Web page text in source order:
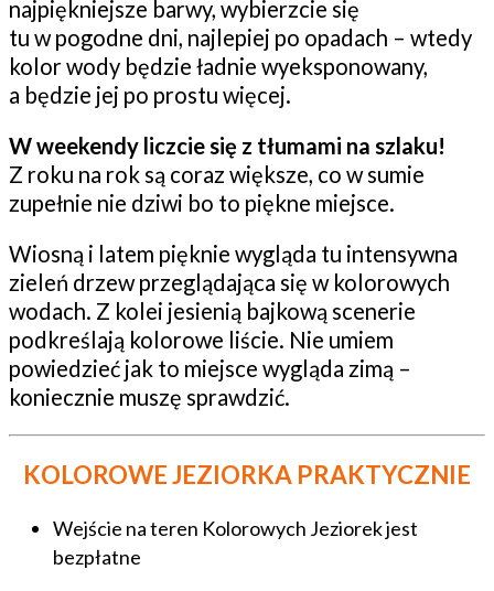
najpiękniejsze barwy, wybierzcie się
tu w pogodne dni, najlepiej po opadach – wtedy
kolor wody będzie ładnie wyeksponowany,
a będzie jej po prostu więcej.
W weekendy liczcie się z tłumami na szlaku!
Z roku na rok są coraz większe, co w sumie
zupełnie nie dziwi bo to piękne miejsce.
Wiosną i latem pięknie wygląda tu intensywna
zieleń drzew przeglądająca się w kolorowych
wodach. Z kolei jesienią bajkową scenerie
podkreślają kolorowe liście. Nie umiem
powiedzieć jak to miejsce wygląda zimą –
koniecznie muszę sprawdzić.
KOLOROWE JEZIORKA PRAKTYCZNIE
Wejście na teren Kolorowych Jeziorek jest
bezpłatne